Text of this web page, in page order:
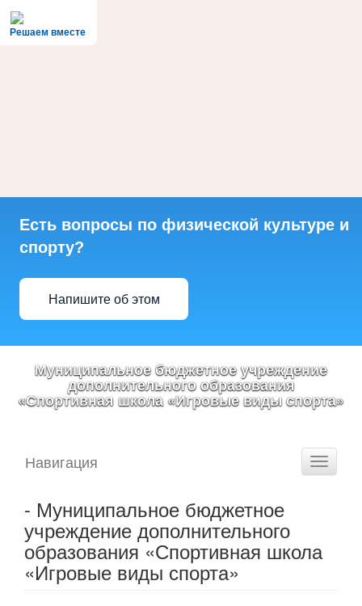
Решаем вместе
Есть вопросы по физической культуре и
спорту?
Напишите об этом
Муниципальное бюджетное учреждение
дополнительного образования
«Спортивная школа «Игровые виды спорта»
Toggle
Навигация
- Муниципальное бюджетное
учреждение дополнительного
образования «Спортивная школа
«Игровые виды спорта»